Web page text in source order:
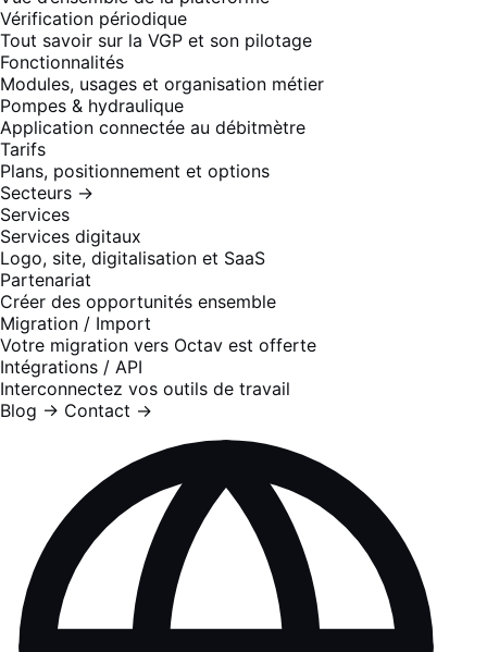
Vérification périodique
Tout savoir sur la VGP et son pilotage
Fonctionnalités
Modules, usages et organisation métier
Pompes & hydraulique
Application connectée au débitmètre
Tarifs
Plans, positionnement et options
Secteurs →
Services
Services digitaux
Logo, site, digitalisation et SaaS
Partenariat
Créer des opportunités ensemble
Migration / Import
Votre migration vers Octav est offerte
Intégrations / API
Interconnectez vos outils de travail
Blog → Contact →